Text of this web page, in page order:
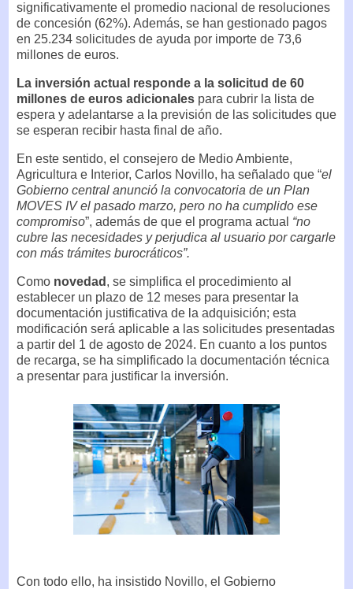
significativamente el promedio nacional de resoluciones
de concesión (62%). Además, se han gestionado pagos
en 25.234 solicitudes de ayuda por importe de 73,6
millones de euros.
La inversión actual responde a la solicitud de 60
millones de euros adicionales para cubrir la lista de
espera y adelantarse a la previsión de las solicitudes que
se esperan recibir hasta final de año.
En este sentido, el consejero de Medio Ambiente,
Agricultura e Interior, Carlos Novillo, ha señalado que “el
Gobierno central anunció la convocatoria de un Plan
MOVES IV el pasado marzo, pero no ha cumplido ese
compromiso”, además de que el programa actual “no
cubre las necesidades y perjudica al usuario por cargarle
con más trámites burocráticos”.
Como novedad , se simplifica el procedimiento al
establecer un plazo de 12 meses para presentar la
documentación justificativa de la adquisición; esta
modificación será aplicable a las solicitudes presentadas
a partir del 1 de agosto de 2024. En cuanto a los puntos
de recarga, se ha simplificado la documentación técnica
a presentar para justificar la inversión.
Con todo ello, ha insistido Novillo, el Gobierno